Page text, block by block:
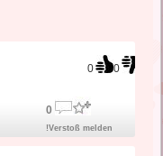
0 0
0
!Verstoß melden